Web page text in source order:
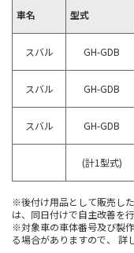
車名 型式
スバル GH-GDB
スバル GH-GDB
スバル GH-GDB
(計1型式)
※後付け用品として販売し
は、同日付けで自主改善を行
※対象車の車体番号及び製
る場合がありますので、 詳